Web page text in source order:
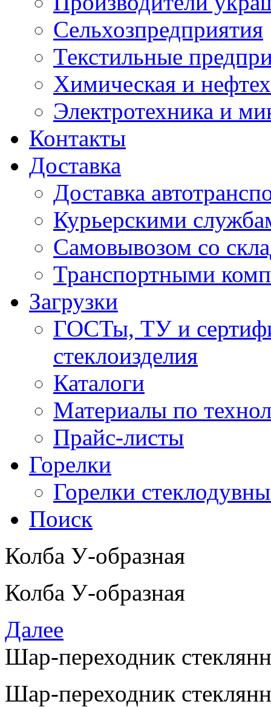
Сельхозпредприятия
Текстильные
Химическая и
Электротехника и
Контакты
Доставка
Доставка
Курьерскими
Самовывозом со
Транспортными
Загрузки
ГОСТы, ТУ и
стеклоизделия
Каталоги
Материалы по
Прайс-листы
Горелки
Горелки
Поиск
Колба У-образная
Колба У-образная
Далее
Шар-переходник
Шар-переходник